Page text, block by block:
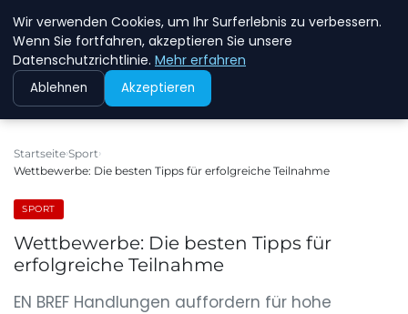
NEW ENERGY JOBS
Startseite Sport
Wettbewerbe: Die besten Tipps für erfolgreiche Teilnahme
SPORT
Wettbewerbe: Die besten Tipps für
erfolgreiche Teilnahme
EN BREF Handlungen auffordern für hohe
Wir verwenden Cookies, um Ihr Surferlebnis zu verbessern.
Wenn Sie fortfahren, akzeptieren Sie unsere
Datenschutzrichtlinie. Mehr erfahren
Ablehnen Akzeptieren